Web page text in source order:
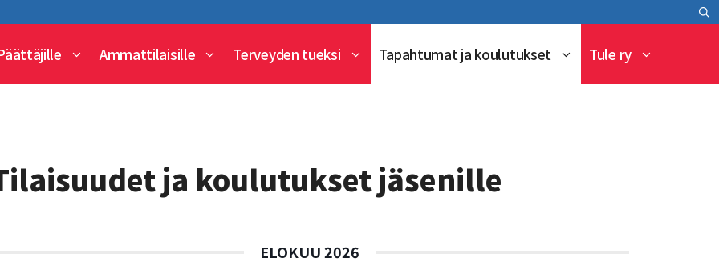
Ammattilaisille Terveyden tueksi Tapahtumat ja koulutukset Tule ry
ja koulutukset jäsenille
ELOKUU 2026